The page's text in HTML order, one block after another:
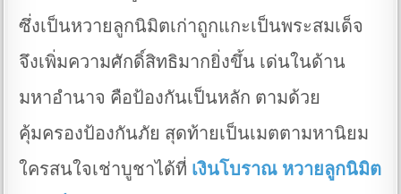
ซึ่งเป็นหวายลูกนิมิตเก่าถูกแกะเป็นพระสมเด็จ
จึงเพิ่มความศักดิ์สิทธิมากยิ่งขึ้น เด่นในด้าน
มหาอำนาจ คือป้องกันเป็นหลัก ตามด้วย
คุ้มครองป้องกันภัย สุดท้ายเป็นเมตตามหานิยม
ใครสนใจเช่าบูชาได้ที่ เงินโบราณ หวายลูกนิมิต